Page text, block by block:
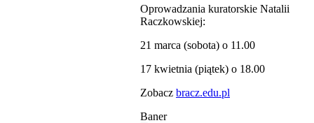
Oprowadzania kuratorskie Natalii
Raczkowskiej:
21 marca (sobota) o 11.00
17 kwietnia (piątek) o 18.00
Zobacz bracz.edu.pl
Baner